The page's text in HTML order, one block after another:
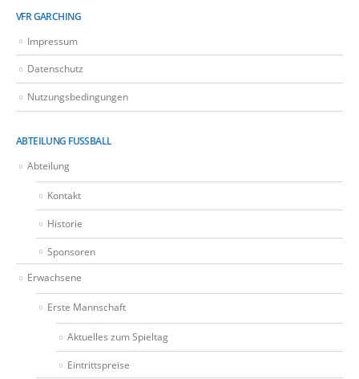
VFR GARCHING
Impressum
Datenschutz
Nutzungsbedingungen
ABTEILUNG FUSSBALL
Abteilung
Kontakt
Historie
Sponsoren
Erwachsene
Erste Mannschaft
Aktuelles zum Spieltag
Eintrittspreise